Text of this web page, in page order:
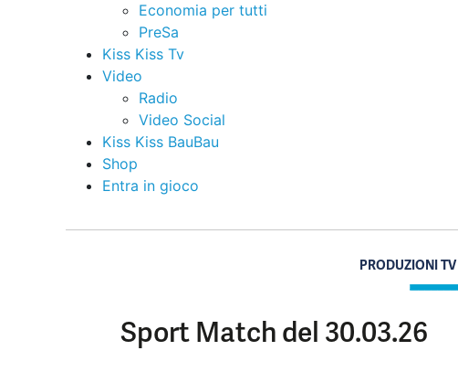
Economia per tutti
PreSa
Kiss Kiss Tv
Video
Radio
Video Social
Kiss Kiss BauBau
Shop
Entra in gioco
PRODUZIONI TV
Sport Match del 30.03.26